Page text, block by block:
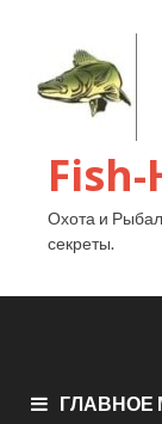
Охота и
секреты.